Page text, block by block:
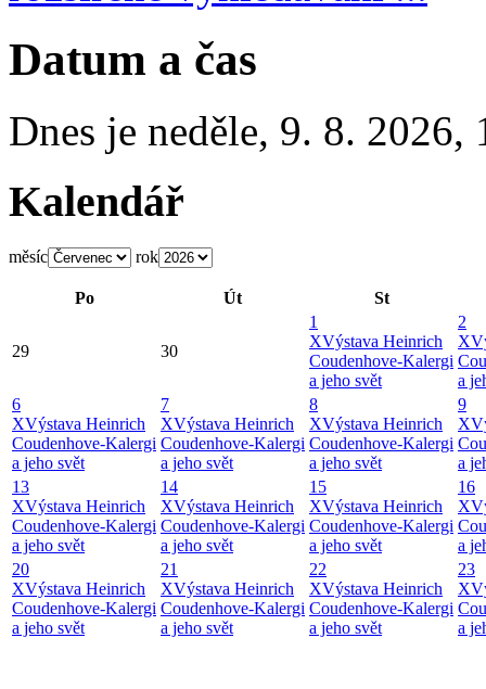
Datum a čas
Dnes je neděle, 9. 8. 2026,
Kalendář
měsíc rok
Po Út St
29 30
1
XVýstava Heinrich
Coudenhove-Kalergi
a jeho svět
2
X
a
6
XVýstava Heinrich
Coudenhove-Kalergi
a jeho svět
7
XVýstava Heinrich
Coudenhove-Kalergi
a jeho svět
8
XVýstava Heinrich
Coudenhove-Kalergi
a jeho svět
9
X
a
13
XVýstava Heinrich
Coudenhove-Kalergi
a jeho svět
14
XVýstava Heinrich
Coudenhove-Kalergi
a jeho svět
15
XVýstava Heinrich
Coudenhove-Kalergi
a jeho svět
16
X
a
20
XVýstava Heinrich
Coudenhove-Kalergi
a jeho svět
21
XVýstava Heinrich
Coudenhove-Kalergi
a jeho svět
22
XVýstava Heinrich
Coudenhove-Kalergi
a jeho svět
23
X
a